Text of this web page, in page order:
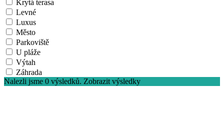
Krytá terasa
Levné
Luxus
Město
Parkoviště
U pláže
Výtah
Záhrada
Nalezli jsme0 výsledků.Zobrazit výsledky